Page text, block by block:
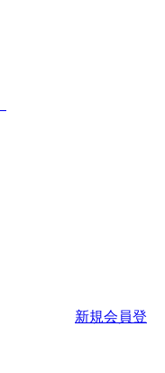
新規会員登